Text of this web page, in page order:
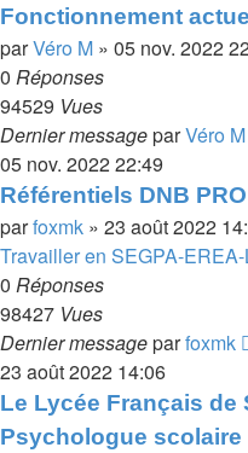
Fonctionnement
parVéro M » 05 nov. 2022
0 Réponses
94529 Vues
Dernier messageparVéro M
05 nov. 2022 22:49
Référentiels DNB PRO
parfoxmk » 23 août 2022
Travailler en SEGPA-
0 Réponses
98427 Vues
Dernier messageparfoxmk
23 août 2022 14:06
Le Lycée Français de
Psychologue scolaire